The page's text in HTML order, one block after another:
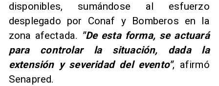
disponibles, sumándose al esfuerzo
desplegado por Conaf y Bomberos en la
zona afectada. "De esta forma, se actuará
para controlar la situación, dada la
extensión y severidad del evento", afirmó
Senapred.